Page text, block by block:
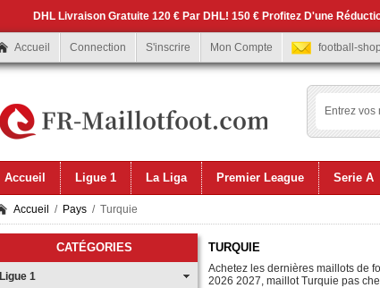
DHL Livraison Gratuite 120 € Par DHL! 150 € Profitez D'une
Accueil Connection S'inscrire Mon Compte football-
Accueil Ligue 1 La Liga Premier League Serie A
Accueil / Pays / Turquie
CATÉGORIES
Ligue 1
TURQUIE
Achetez les dernières maillots de
2026 2027, maillot Turquie pas